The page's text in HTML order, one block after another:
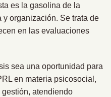
es la gasolina de la
organización. Se trata de
en las evaluaciones
sea una oportunidad para
en materia psicosocial,
atendiendo